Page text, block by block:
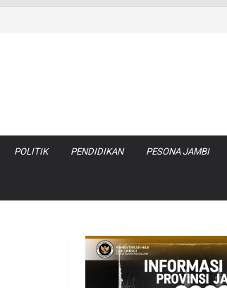
POLITIK PENDIDIKAN PESONA JAMBI